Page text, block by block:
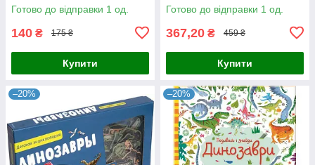
Готово до відправки 1 од.
140 ₴ 175 ₴
Купити
Готово до відправки 1 од.
367,20 ₴ 459 ₴
Купити
–20% –20%